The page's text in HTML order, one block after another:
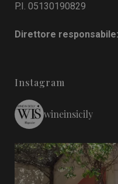
P.I. 05130190829
Direttore
Instagram
wineinsicily